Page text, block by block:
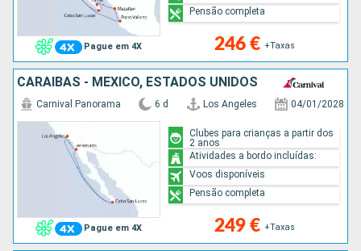
Pague em 4X 246 € +Taxas
Pensão completa
CARAIBAS - MEXICO, ESTADOS UNIDOS
Pague em 4X
Carnival Panorama 6 d Los Angeles 04/01/2028
249 € +Taxas
Clubes para crianças a partir dos
2 anos
Atividades a bordo incluídas:
Voos disponíveis
Pensão completa